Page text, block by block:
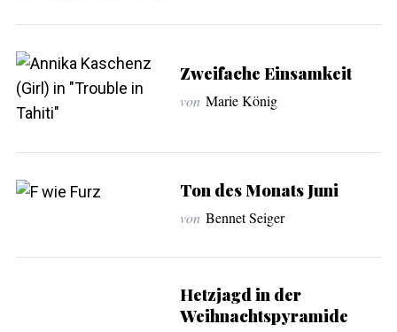
Zweifache Einsamkeit
von Marie König
Ton des Monats Juni
von Bennet Seiger
Hetzjagd in der
Weihnachtspyramide